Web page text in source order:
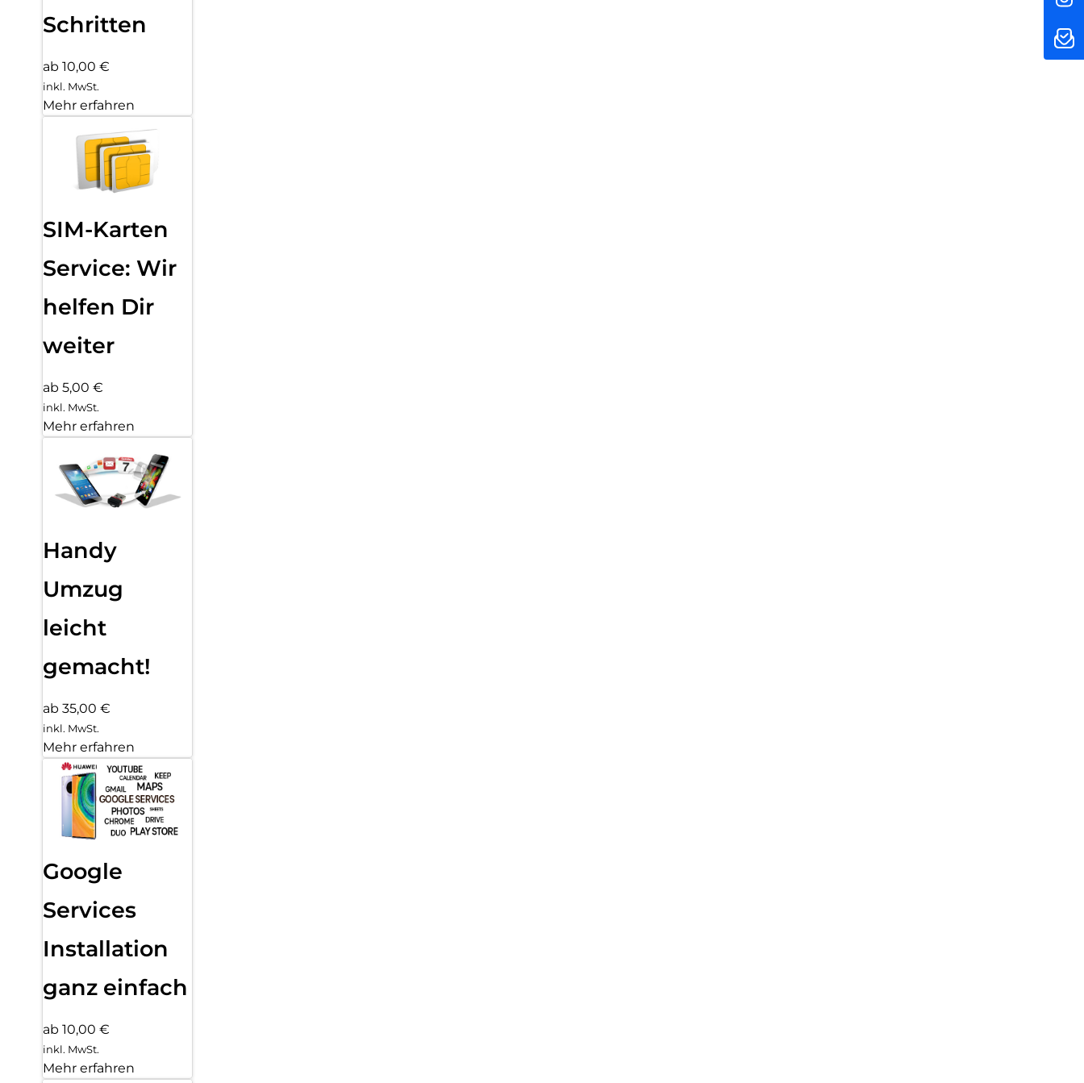
Schritten
ab 10,00 €
inkl. MwSt.
Mehr erfahren
SIM-Karten
Service: Wir
helfen Dir
weiter
ab 5,00 €
inkl. MwSt.
Mehr erfahren
Handy
Umzug
leicht
gemacht!
ab 35,00 €
inkl. MwSt.
Mehr erfahren
Google
Services
Installation
ganz einfach
ab 10,00 €
inkl. MwSt.
Mehr erfahren